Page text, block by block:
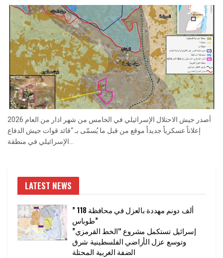
أصدر جيش الاحتلال الإسرائيلي في الخامس من شهر اذار من العام 2026
إعلاناً عسكرياً جديداً موقع من قبل ما يُسمّى بـ “قائد قوات جيش الدفاع
الإسرائيلي في منطقة...
LATEST NEWS
” 118 ألف دونم مهددة بالعزل في محافظة
طوباس”
إسرائيل تستكمل مشروع “الخط القرمزي”
وتوسع عزل الأراضي الفلسطينية شرق
الضفة الغربية المحتلة